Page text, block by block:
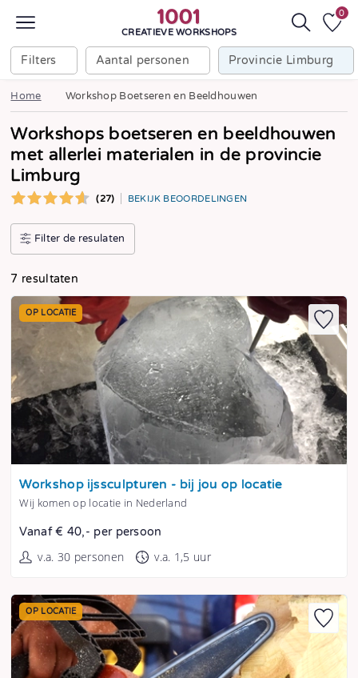
CREATIEVE WORKSHOPS
Filters Aantal personen Provincie Limburg
0
Home Workshop Boetseren en Beeldhouwen
Workshops boetseren en beeldhouwen
met allerlei materialen in de provincie
Limburg
(27) BEKIJK BEOORDELINGEN
Filter de resulaten
7 resultaten
Tonen
OP LOCATIE
Workshop ijssculpturen - bij jou op locatie
Wij komen op locatie in Nederland
Vanaf € 40,- per persoon
v.a. 30 personen v.a. 1,5 uur
OP LOCATIE